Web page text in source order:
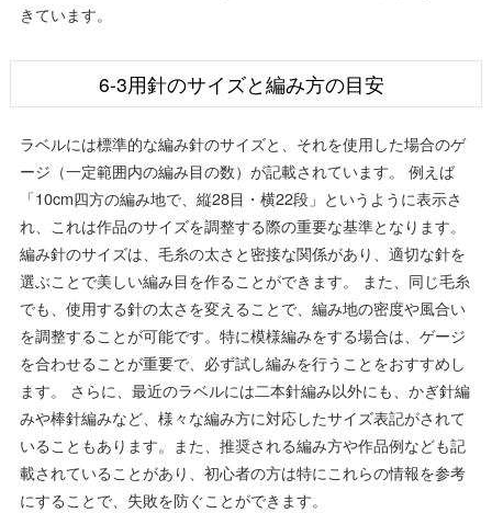
きています。
6-3用針のサイズと編み方の目安
ラベルには標準的な編み針のサイズと、それを使用した場合のゲ
ージ（一定範囲内の編み目の数）が記載されています。 例えば
「10cm四方の編み地で、縦28目・横22段」というように表示さ
れ、これは作品のサイズを調整する際の重要な基準となります。
編み針のサイズは、毛糸の太さと密接な関係があり、適切な針を
選ぶことで美しい編み目を作ることができます。 また、同じ毛糸
でも、使用する針の太さを変えることで、編み地の密度や風合い
を調整することが可能です。特に模様編みをする場合は、ゲージ
を合わせることが重要で、必ず試し編みを行うことをおすすめし
ます。 さらに、最近のラベルには二本針編み以外にも、かぎ針編
みや棒針編みなど、様々な編み方に対応したサイズ表記がされて
いることもあります。また、推奨される編み方や作品例なども記
載されていることがあり、初心者の方は特にこれらの情報を参考
にすることで、失敗を防ぐことができます。